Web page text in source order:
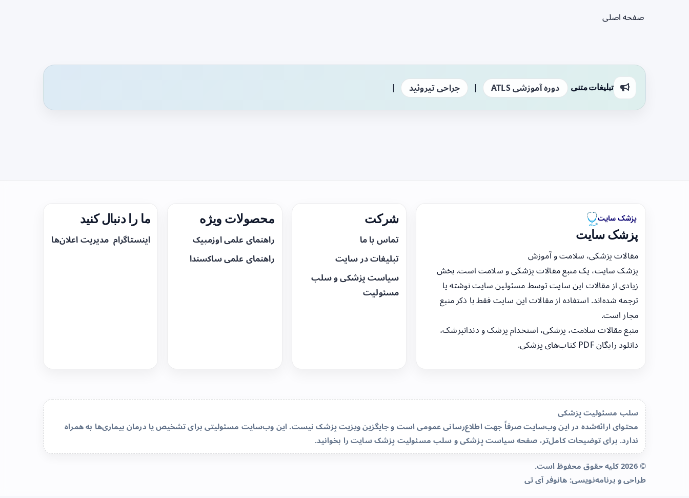
صفحه اصلی
تبلیغات متنی دوره آموزشی ATLS | جراحی تیروئید |
پزشک سایت
مقالات پزشکی، سلامت و آموزش
پزشک سایت، یک منبع مقالات پزشکی و سلامت است. بخش
زیادی از مقالات این سایت توسط مسئولین سایت نوشته یا
ترجمه شده‌اند. استفاده از مقالات این سایت فقط با ذکر منبع
مجاز است.
منبع مقالات سلامت، پزشکی، استخدام پزشک و دندانپزشک،
دانلود رایگان PDF کتاب‌های پزشکی.
شرکت
تماس با ما
تبلیغات در سایت
سیاست پزشکی و سلب
مسئولیت
محصولات ویژه
راهنمای علمی اوزمپیک
راهنمای علمی ساکسندا
ما را دنبال کنید
اینستاگرام مدیریت اعلان‌ها
سلب مسئولیت پزشکی
محتوای ارائه‌شده در این وب‌سایت صرفاً جهت اطلاع‌رسانی عمومی است و جایگزین ویزیت پزشک نیست. این وب‌سایت مسئولیتی برای تشخیص یا درمان بیماری‌ها به همراه
ندارد. برای توضیحات کامل‌تر، صفحهسیاست پزشکی و سلب مسئولیت پزشک سایترا بخوانید.
© 2026 کلیه حقوق محفوظ است.
طراحی و برنامه‌نویسی: هانوفر آی تی